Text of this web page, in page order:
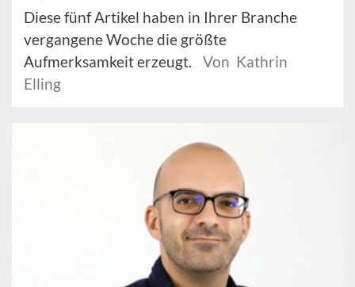
Diese fünf Artikel haben in Ihrer Branche
vergangene Woche die größte
Aufmerksamkeit erzeugt.
Von Kathrin
Elling